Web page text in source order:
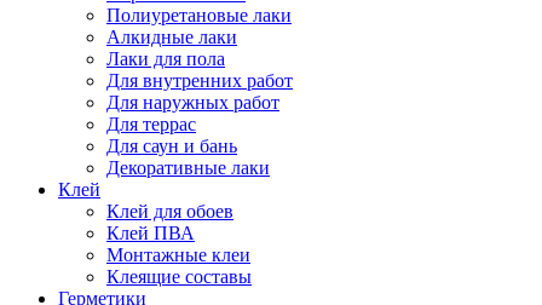
Полиуретановые лаки
Алкидные лаки
Лаки для пола
Для внутренних работ
Для наружных работ
Для террас
Для саун и бань
Декоративные лаки
Клей
Клей для обоев
Клей ПВА
Монтажные клеи
Клеящие составы
Герметики